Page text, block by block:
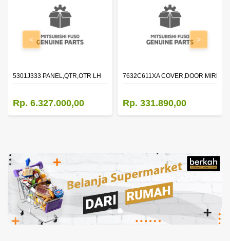
5301J333 PANEL,QTR,OTR LH
Rp. 6.327.000,00
7632C611XA COVER,DOOR
Rp. 331.890,00
< >